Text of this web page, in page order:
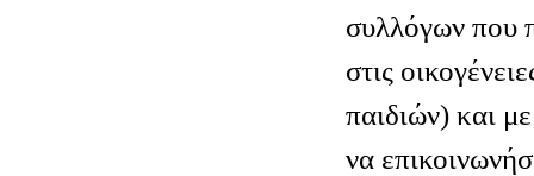
συλλόγων που
στις
παιδιών) και
να